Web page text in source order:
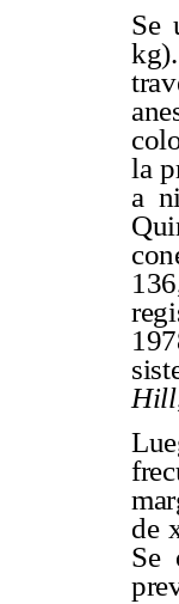
Se
la
a
Hill
de
Se